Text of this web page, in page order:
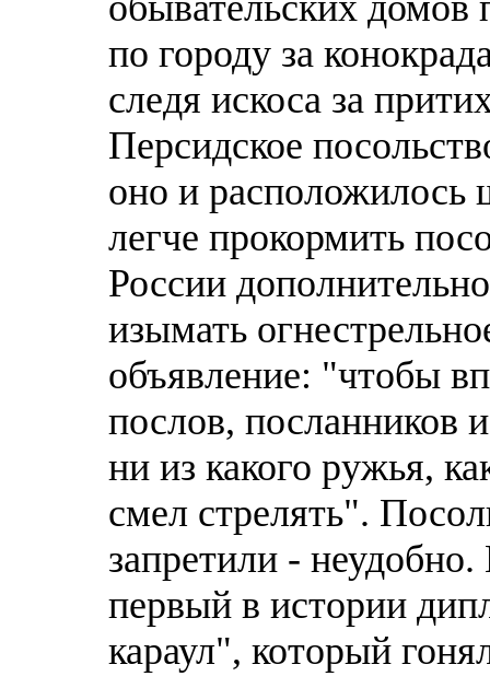
по городу за
следя искоса за
Персидское
оно и расположилось
легче прокормить
России
изымать
объявление: "чтобы
послов, посланников
ни из какого ружья,
смел стрелять".
запретили -
первый в истории
караул", который